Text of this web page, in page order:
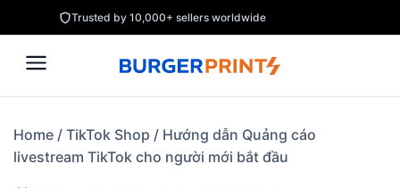
to
content
Trusted by 10,000+ sellers worldwide
Home / TikTok Shop / Hướng dẫn Quảng cáo
livestream TikTok cho người mới bắt đầu